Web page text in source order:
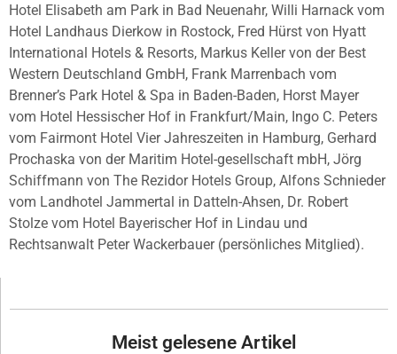
Hotel Elisabeth am Park in Bad Neuenahr, Willi Harnack vom
Hotel Landhaus Dierkow in Rostock, Fred Hürst von Hyatt
International Hotels & Resorts, Markus Keller von der Best
Western Deutschland GmbH, Frank Marrenbach vom
Brenner’s Park Hotel & Spa in Baden-Baden, Horst Mayer
vom Hotel Hessischer Hof in Frankfurt/Main, Ingo C. Peters
vom Fairmont Hotel Vier Jahreszeiten in Hamburg, Gerhard
Prochaska von der Maritim Hotel-gesellschaft mbH, Jörg
Schiffmann von The Rezidor Hotels Group, Alfons Schnieder
vom Landhotel Jammertal in Datteln-Ahsen, Dr. Robert
Stolze vom Hotel Bayerischer Hof in Lindau und
Rechtsanwalt Peter Wackerbauer (persönliches Mitglied).
Meist gelesene Artikel